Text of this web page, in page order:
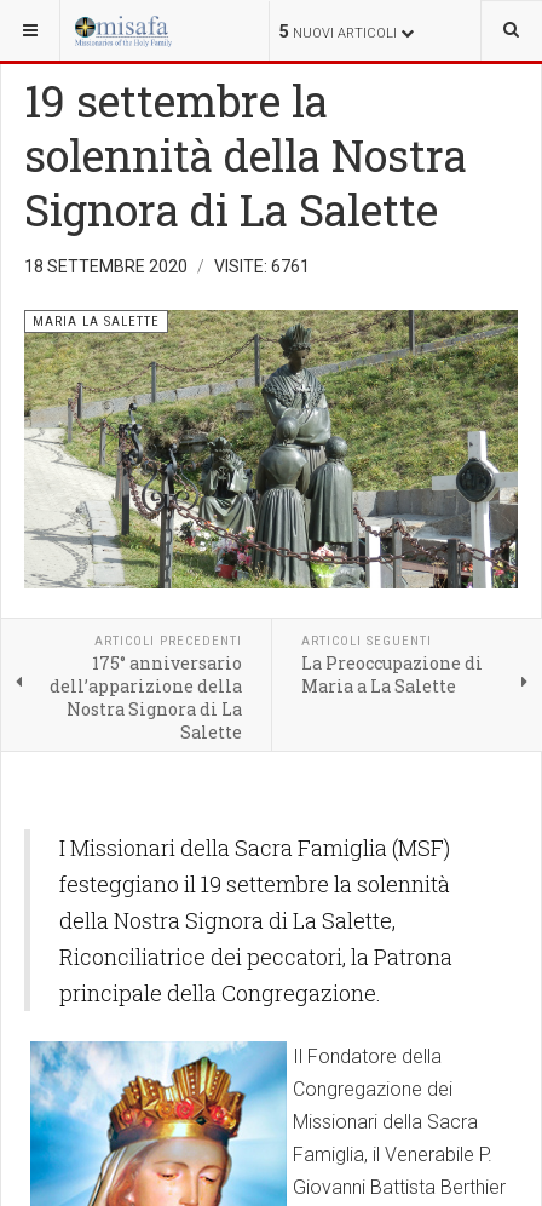
5 NUOVI ARTICOLI
SEI QUI: CHI SIAMO MARIA LA SALETTE
19 settembre la
solennità della Nostra
Signora di La Salette
18 SETTEMBRE 2020 VISITE: 6761
MARIA LA SALETTE
ARTICOLI PRECEDENTI
175° anniversario
dell’apparizione della
Nostra Signora di La
Salette
ARTICOLI SEGUENTI
La Preoccupazione di
Maria a La Salette
I Missionari della Sacra Famiglia (MSF)
festeggiano il 19 settembre la solennità
della Nostra Signora di La Salette,
Riconciliatrice dei peccatori, la Patrona
principale della Congregazione.
Il Fondatore della
Congregazione dei
Missionari della Sacra
Famiglia, il Venerabile P.
Giovanni Battista Berthier